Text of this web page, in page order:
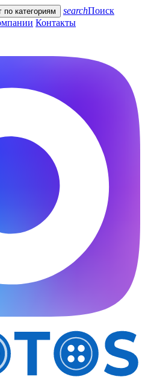
по категориям searchПоиск
Контакты